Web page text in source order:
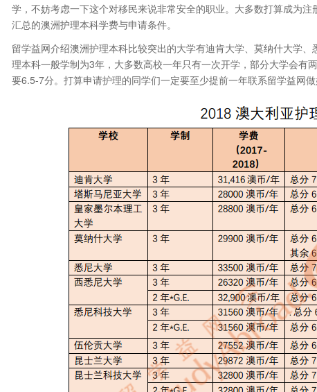
学，不妨考虑一下这个对移民来说非常安全的职业。大多数打算成为
汇总的澳洲护理本科学费与申请条件。
留学益网介绍澳洲护理本科比较突出的大学有迪肯大学、莫纳什大学
理本科一般学制为3年，大多数高校一年只有一次开学，部分大学会有
要6.5-7分。打算申请护理的同学们一定要至少提前一年联系留学益网